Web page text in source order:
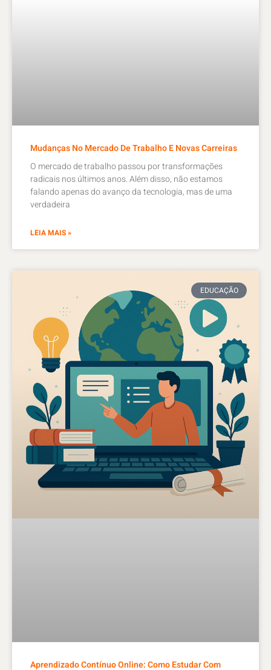
Mudanças No Mercado De Trabalho E Novas Carreiras
O mercado de trabalho passou por transformações
radicais nos últimos anos. Além disso, não estamos
falando apenas do avanço da tecnologia, mas de uma
verdadeira
LEIA MAIS »
EDUCAÇÃO
Aprendizado Contínuo Online: Como Estudar Com